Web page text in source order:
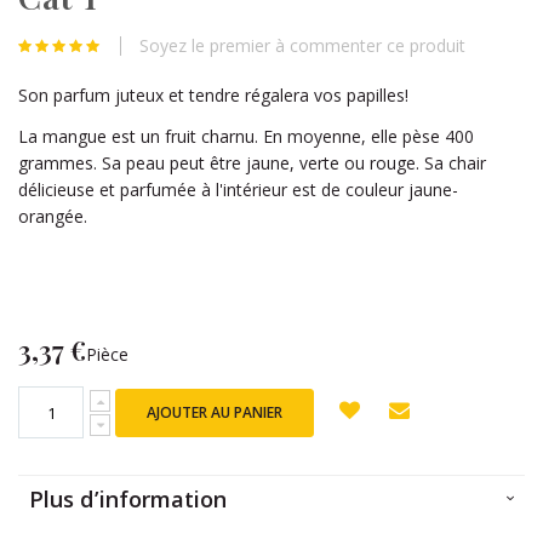
beginning
of
images
Soyez le premier à commenter ce produit
Son parfum juteux et tendre régalera vos papilles!
La mangue est un fruit charnu. En moyenne, elle pèse 400
grammes. Sa peau peut être jaune, verte ou rouge. Sa chair
délicieuse et parfumée à l'intérieur est de couleur jaune-
orangée.
3,37 €Pièce
AJOUTER AU PANIER
Plus d’information